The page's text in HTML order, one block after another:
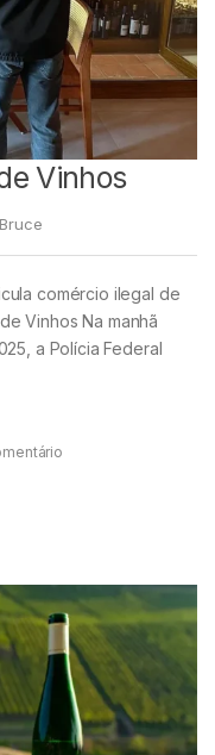
Vinhos
comércio ilegal de
Vinhos Na manhã
a Polícia Federal